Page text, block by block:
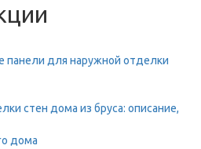
панели для наружной отделки
стен дома из бруса: описание,